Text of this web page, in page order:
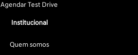
Agendar Test Drive
Institucional
Quem somos